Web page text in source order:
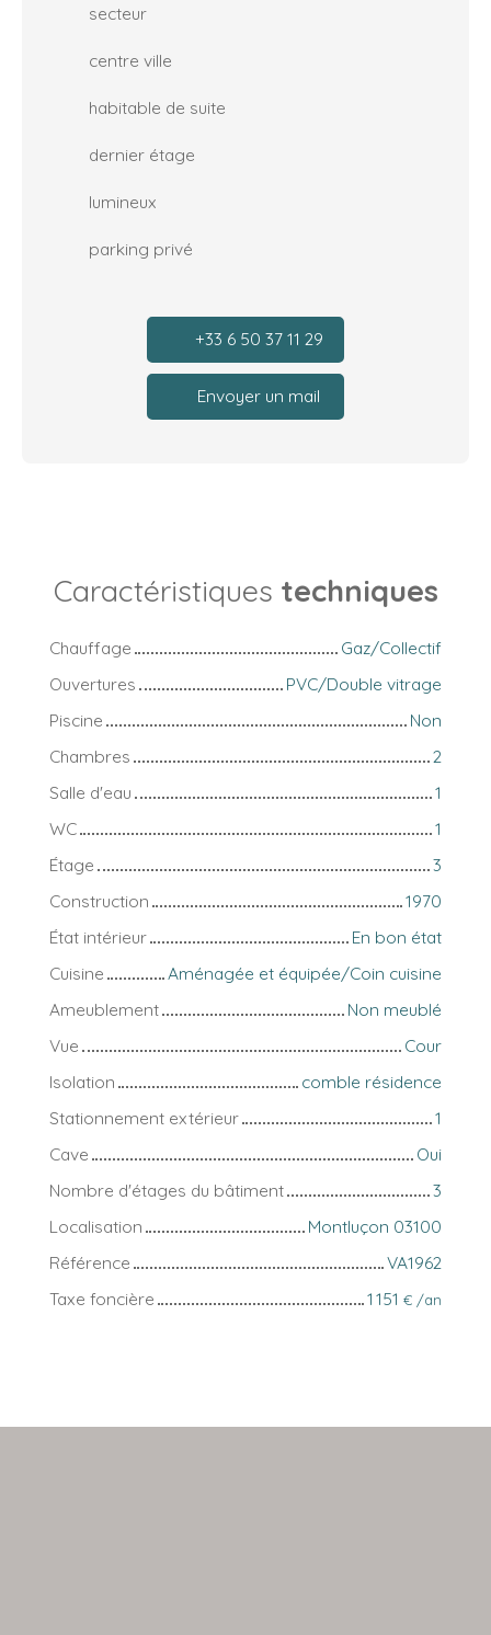
secteur
centre ville
habitable de suite
dernier étage
lumineux
parking privé
+33 6 50 37 11 29
Envoyer un mail
Caractéristiques techniques
Chauffage
Gaz/Collectif
Ouvertures
PVC/Double vitrage
Piscine
Non
Chambres
2
Salle d'eau
1
WC
1
Étage
3
Construction
1970
État intérieur
En bon état
Cuisine
Aménagée et équipée/Coin cuisine
Ameublement
Non meublé
Vue
Cour
Isolation
comble résidence
Stationnement extérieur
1
Cave
Oui
Nombre d'étages du bâtiment
3
Localisation
Montluçon 03100
Référence
VA1962
Taxe foncière
1 151 € /an